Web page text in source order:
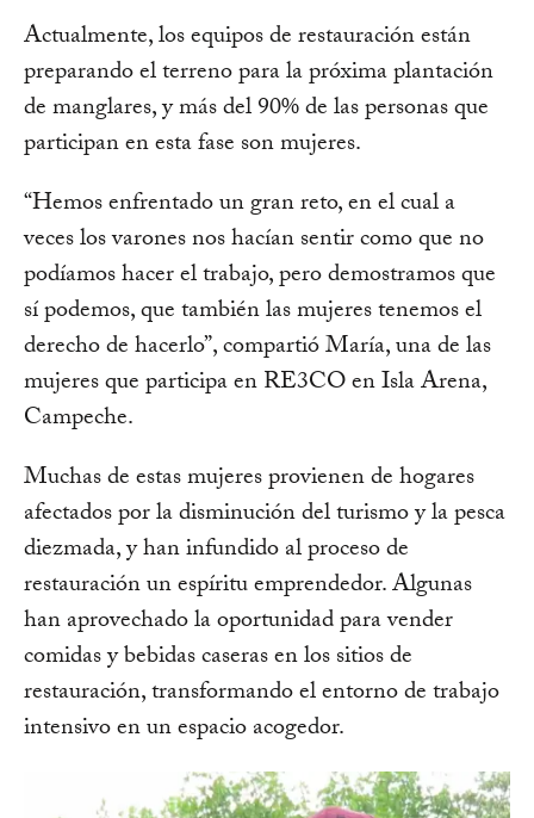
Actualmente, los equipos de restauración están
preparando el terreno para la próxima plantación
de manglares, y más del 90% de las personas que
participan en esta fase son mujeres.
“Hemos enfrentado un gran reto, en el cual a
veces los varones nos hacían sentir como que no
podíamos hacer el trabajo, pero demostramos que
sí podemos, que también las mujeres tenemos el
derecho de hacerlo”, compartió María, una de las
mujeres que participa en RE3CO en Isla Arena,
Campeche.
Muchas de estas mujeres provienen de hogares
afectados por la disminución del turismo y la pesca
diezmada, y han infundido al proceso de
restauración un espíritu emprendedor. Algunas
han aprovechado la oportunidad para vender
comidas y bebidas caseras en los sitios de
restauración, transformando el entorno de trabajo
intensivo en un espacio acogedor.